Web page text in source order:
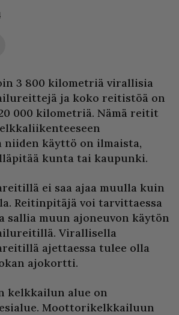
3 800 kilometriä virallisia
ja koko reitistöä on
000 kilometriä. Nämä reitit
käyttö on ilmaista,
kunta tai kaupunki.
ei saa ajaa muulla kuin
Reitinpitäjä voi tarvittaessa
sallia muun ajoneuvon käytön
Virallisella
ajettaessa tulee olla
ajokortti.
kelkkailun alue on
Moottorikelkkailuun